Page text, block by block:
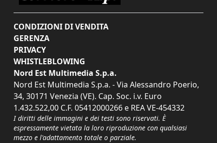
CONDIZIONI DI VENDITA
GERENZA
PRIVACY
WHISTLEBLOWING
Nord Est Multimedia S.p.a.
Nord Est Multimedia S.p.a. - Via Alessandro Poerio,
34, 30171 Venezia (VE). Cap. Soc. i.v. Euro
1.432.522,00 C.F. 05412000266 e REA VE-454332
I diritti delle immagini e dei testi sono riservati. È
espressamente vietata la loro riproduzione con qualsiasi
mezzo e l'adattamento totale o parziale.